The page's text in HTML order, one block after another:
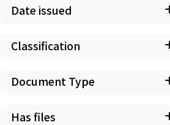
Date issued
Classification
Document Type
Has files